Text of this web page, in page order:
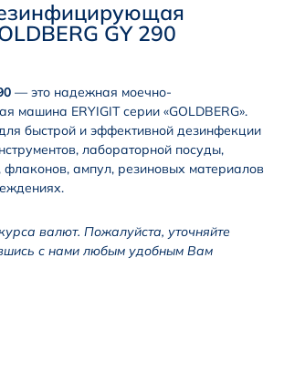
GY 290
— это надежная моечно-
машина ERYIGIT серии «GOLDBERG».
быстрой и эффективной дезинфекции
лабораторной посуды,
флаконов, ампул, резиновых материалов
валют. Пожалуйста, уточняйте
с нами любым удобным Вам